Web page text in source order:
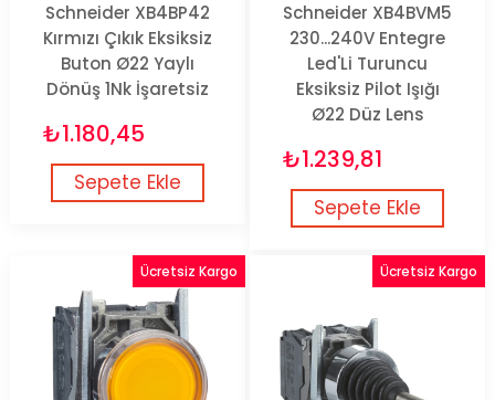
Schneider XB4BP42
Kırmızı Çıkık Eksiksiz
Buton Ø22 Yaylı
Dönüş 1Nk İşaretsiz
₺1.180,45
Sepete Ekle
Schneider XB4BVM5
230...240V Entegre
Led'Li Turuncu
Eksiksiz Pilot Işığı
Ø22 Düz Lens
₺1.239,81
Sepete Ekle
Ücretsiz Kargo Ücretsiz Kargo